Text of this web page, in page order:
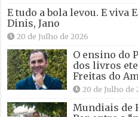
E tudo a bola levou. E viva
Dinis, Jano
20 de Julho de 2026
O ensino do
dos livros
Freitas do
20 de Julho de
Mundiais de